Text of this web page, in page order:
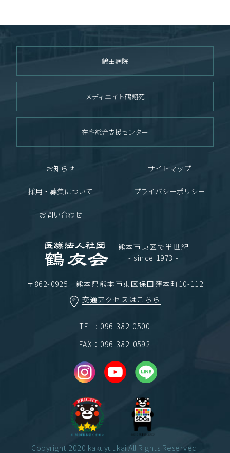
熊本市東区で半世紀
- since 1973 -
〒862-0925 熊本県熊本市東区保田窪本町10-112
交通アクセスはこちら
TEL : 096-382-0500
FAX：096-382-0592
鶴田病院
メディエイト鶴翔苑
在宅総合支援センター
お知らせ サイトマップ
採用・募集について プライバシーポリシー
お問い合わせ
Copyright 2020 kakuyuukai All Rights Reserved.